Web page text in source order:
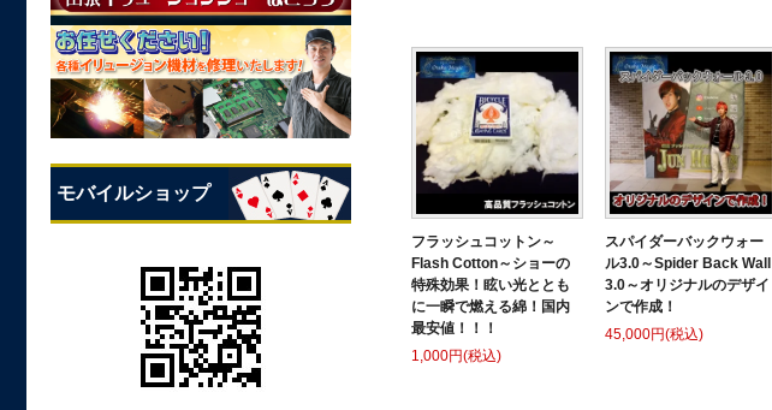
モバイルショップ
フラッシュコットン～
Flash Cotton～ショーの
特殊効果！眩い光ととも
に一瞬で燃える綿！国内
最安値！！！
1,000円(税込)
スパイダーバックウォー
ル3.0～Spider Back Wall
3.0～オリジナルのデザイ
ンで作成！
45,000円(税込)